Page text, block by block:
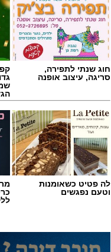
חוג שנתי לתפירה,
סריגה, עיצוב אופנה
לה פטיט כשאומנות
וטעם נפגשים